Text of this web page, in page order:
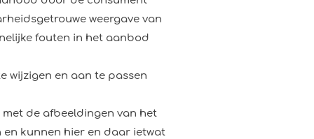
weergave van
fouten in het aanbod
wijzigen en aan te passen
de afbeeldingen van het
kunnen hier en daar ietwat